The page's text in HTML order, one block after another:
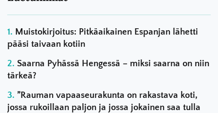
Muistokirjoitus: Pitkäaikainen Espanjan lähetti
pääsi taivaan kotiin
Saarna Pyhässä Hengessä – miksi saarna on niin
tärkeä?
”Rauman vapaaseurakunta on rakastava koti,
jossa rukoillaan paljon ja jossa jokainen saa tulla